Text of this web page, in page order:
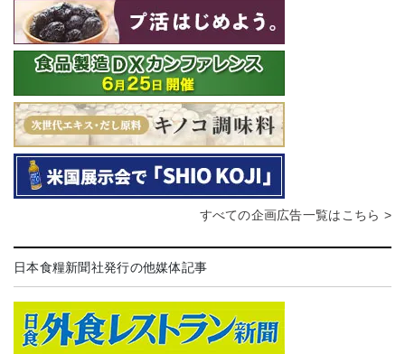
すべての企画広告一覧はこちら >
日本食糧新聞社発行の他媒体記事